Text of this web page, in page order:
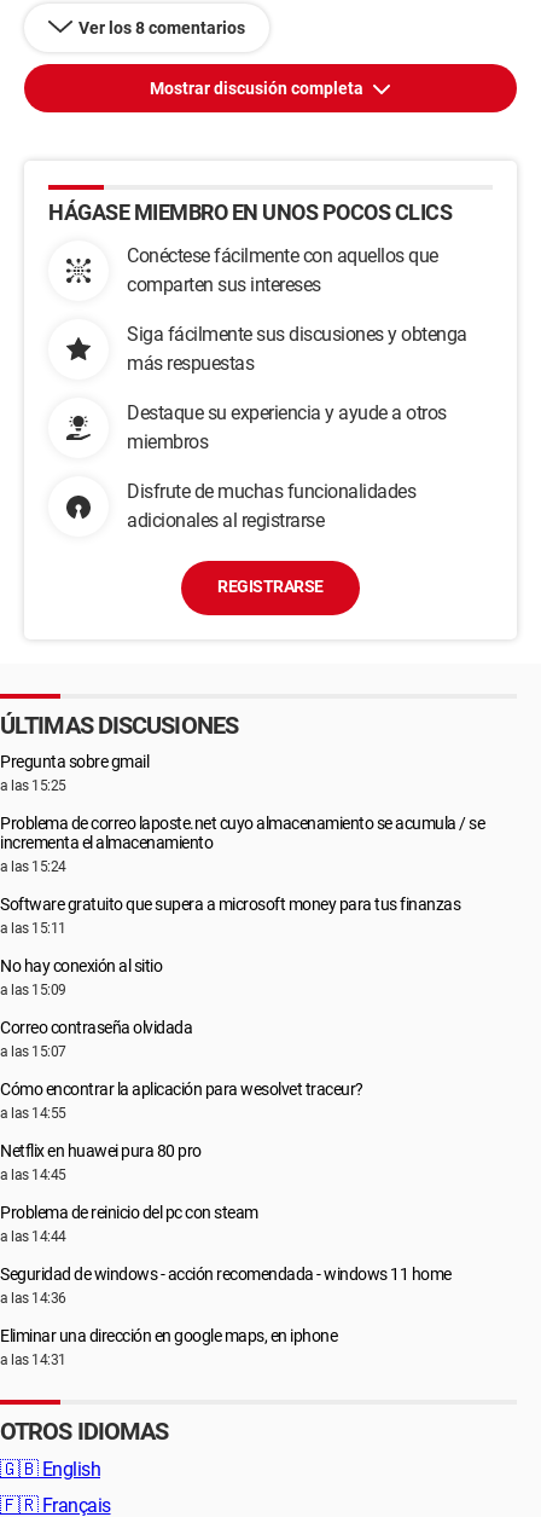
Ver los 8 comentarios
Mostrar discusión completa
HÁGASE MIEMBRO EN UNOS POCOS CLICS
Conéctese fácilmente con aquellos que
comparten sus intereses
Siga fácilmente sus discusiones y obtenga
más respuestas
Destaque su experiencia y ayude a otros
miembros
Disfrute de muchas funcionalidades
adicionales al registrarse
REGISTRARSE
ÚLTIMAS DISCUSIONES
Pregunta sobre gmail
a las 15:25
Problema de correo laposte.net cuyo almacenamiento se acumula / se
incrementa el almacenamiento
a las 15:24
Software gratuito que supera a microsoft money para tus finanzas
a las 15:11
No hay conexión al sitio
a las 15:09
Correo contraseña olvidada
a las 15:07
Cómo encontrar la aplicación para wesolvet traceur?
a las 14:55
Netflix en huawei pura 80 pro
a las 14:45
Problema de reinicio del pc con steam
a las 14:44
Seguridad de windows - acción recomendada - windows 11 home
a las 14:36
Eliminar una dirección en google maps, en iphone
a las 14:31
OTROS IDIOMAS
🇬🇧 English
🇫🇷 Français